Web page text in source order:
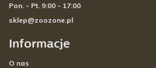
Informacje
O nas
Pon. - Pt. 9:00 - 17:00
sklep@zoozone.pl